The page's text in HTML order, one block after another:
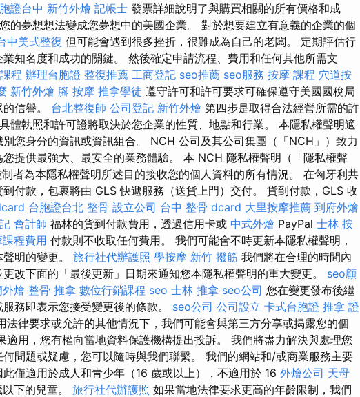
證台中 新竹外燴 記帳士 發票詳細說明了與購買相關的所有價格和成
的夢想想法變成您夢想中的美國企業。 對於想要建立有意義的企業的個
中美式整復 但可能會遇到很多挫折，很難成為自己的老闆。 定期評估行
知名度和成功的關鍵。 然後確定申請流程、費用和任何其他所需文
程 辦理台胞證 整復推薦 工商登記 seo推薦 seo服務 按摩 課程 穴道按
新竹外燴 腳 按摩 推拿學徒 遵守許可和許可要求可確保遵守美國國稅局
信譽。 台北整復師 公司登記 新竹外燴 第四步是取得合法經營所需的許
體執照和許可證將取決於您企業的性質、地點和行業。 本隱私權聲明適
您身分的資訊或資訊組合。 NCH 公司及其公司集團（「NCH」）致力
提供最強大、最安全的業務體驗。 本 NCH 隱私權聲明（「隱私權聲
者為本隱私權聲明所述目的接收您的個人資料的所有情況。 在匈牙利共
付款，包裹將由 GLS 快遞服務（送貨上門）交付。 貨到付款，GLS 收
台胞證台北 整骨 設立公司 台中 整骨 dcard 大里按摩推薦 到府外燴
會計師 福林的貨到付款費用，透過信用卡或 中式外燴 PayPal 士林 按
程費用 付款則不收取任何費用。 我們可能會不時更新本隱私權聲明，
明的變更。 旅行社代辦護照 學按摩 新竹 撥筋 我們將在合理的時間內
改下面的「最後更新」日期來通知您本隱私權聲明的重大變更。 seo顧
燴 整骨 推拿 數位行銷課程 seo 士林 推拿 seo公司 您在變更發布後繼
務即表示您接受變更後的條款。 seo公司 公司設立 卡式台胞證 推拿 證
法律要求或允許的其他情況下，我們可能會與第三方分享或揭露您的個
適用，您有權向當地資料保護機構提出投訴。 我們將盡力解決與處理您
問題或疑慮，您可以隨時與我們聯繫。 我們的網站和/或商業服務主要
僅適用於成人和青少年（16 歲或以上），不適用於 16 外燴公司 天母
以下的兒童。 旅行社代辦護照 如果當地法律要求更高的年齡限制，我們